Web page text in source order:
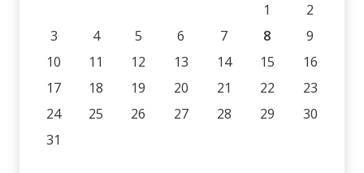
1
2
3
4 5 6 7 8
9
10
11 12 13 14 15
16
17
18 19 20 21 22
23
24
25 26 27 28 29
30
31